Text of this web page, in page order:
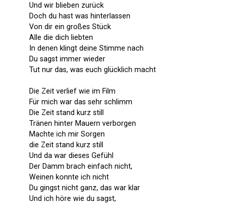
Und wir blieben zurück
Doch du hast was hinterlassen
Von dir ein großes Stück
Alle die dich liebten
In denen klingt deine Stimme nach
Du sagst immer wieder
Tut nur das, was euch glücklich macht
Die Zeit verlief wie im Film
Für mich war das sehr schlimm
Die Zeit stand kurz still
Tränen hinter Mauern verborgen
Machte ich mir Sorgen
die Zeit stand kurz still
Und da war dieses Gefühl
Der Damm brach einfach nicht,
Weinen konnte ich nicht
Du gingst nicht ganz, das war klar
Und ich höre wie du sagst,